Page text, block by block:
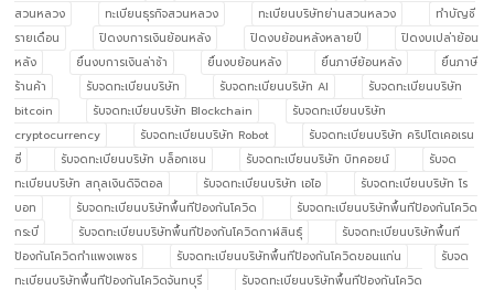
สวนหลวง
ทะเบียนธุรกิจสวนหลวง ทะเบียนบริษัทย่านสวนหลวง
ทำบัญชี
รายเดือน
ปิดงบการเงินย้อนหลัง ปิดงบย้อนหลังหลายปี
ปิดงบเปล่าย้อน
หลัง
ยื่นงบการเงินล่าช้า ยื่นงบย้อนหลัง ยื่นภาษีย้อนหลัง
ยื่นภาษี
ร้านค้า
รับจดทะเบียนบริษัท รับจดทะเบียนบริษัท AI
รับจดทะเบียนบริษัท
bitcoin
รับจดทะเบียนบริษัท Blockchain
รับจดทะเบียนบริษัท
cryptocurrency
รับจดทะเบียนบริษัท Robot
รับจดทะเบียนบริษัท คริปโตเคอเรน
ซี่
รับจดทะเบียนบริษัท บล็อกเชน รับจดทะเบียนบริษัท บิทคอยน์
รับจด
ทะเบียนบริษัท สกุลเงินดิจิตอล
รับจดทะเบียนบริษัท เอไอ
รับจดทะเบียนบริษัท โร
บอท
รับจดทะเบียนบริษัทพื้นทีป้องกันโควิด
รับจดทะเบียนบริษัทพื้นทีป้องกันโควิด
กระบี่
รับจดทะเบียนบริษัทพื้นทีป้องกันโควิดกาฬสินธุ์
รับจดทะเบียนบริษัทพื้นที
ป้องกันโควิดกำแพงเพชร
รับจดทะเบียนบริษัทพื้นทีป้องกันโควิดขอนแก่น
รับจด
ทะเบียนบริษัทพื้นทีป้องกันโควิดจันทบุรี
รับจดทะเบียนบริษัทพื้นทีป้องกันโควิด